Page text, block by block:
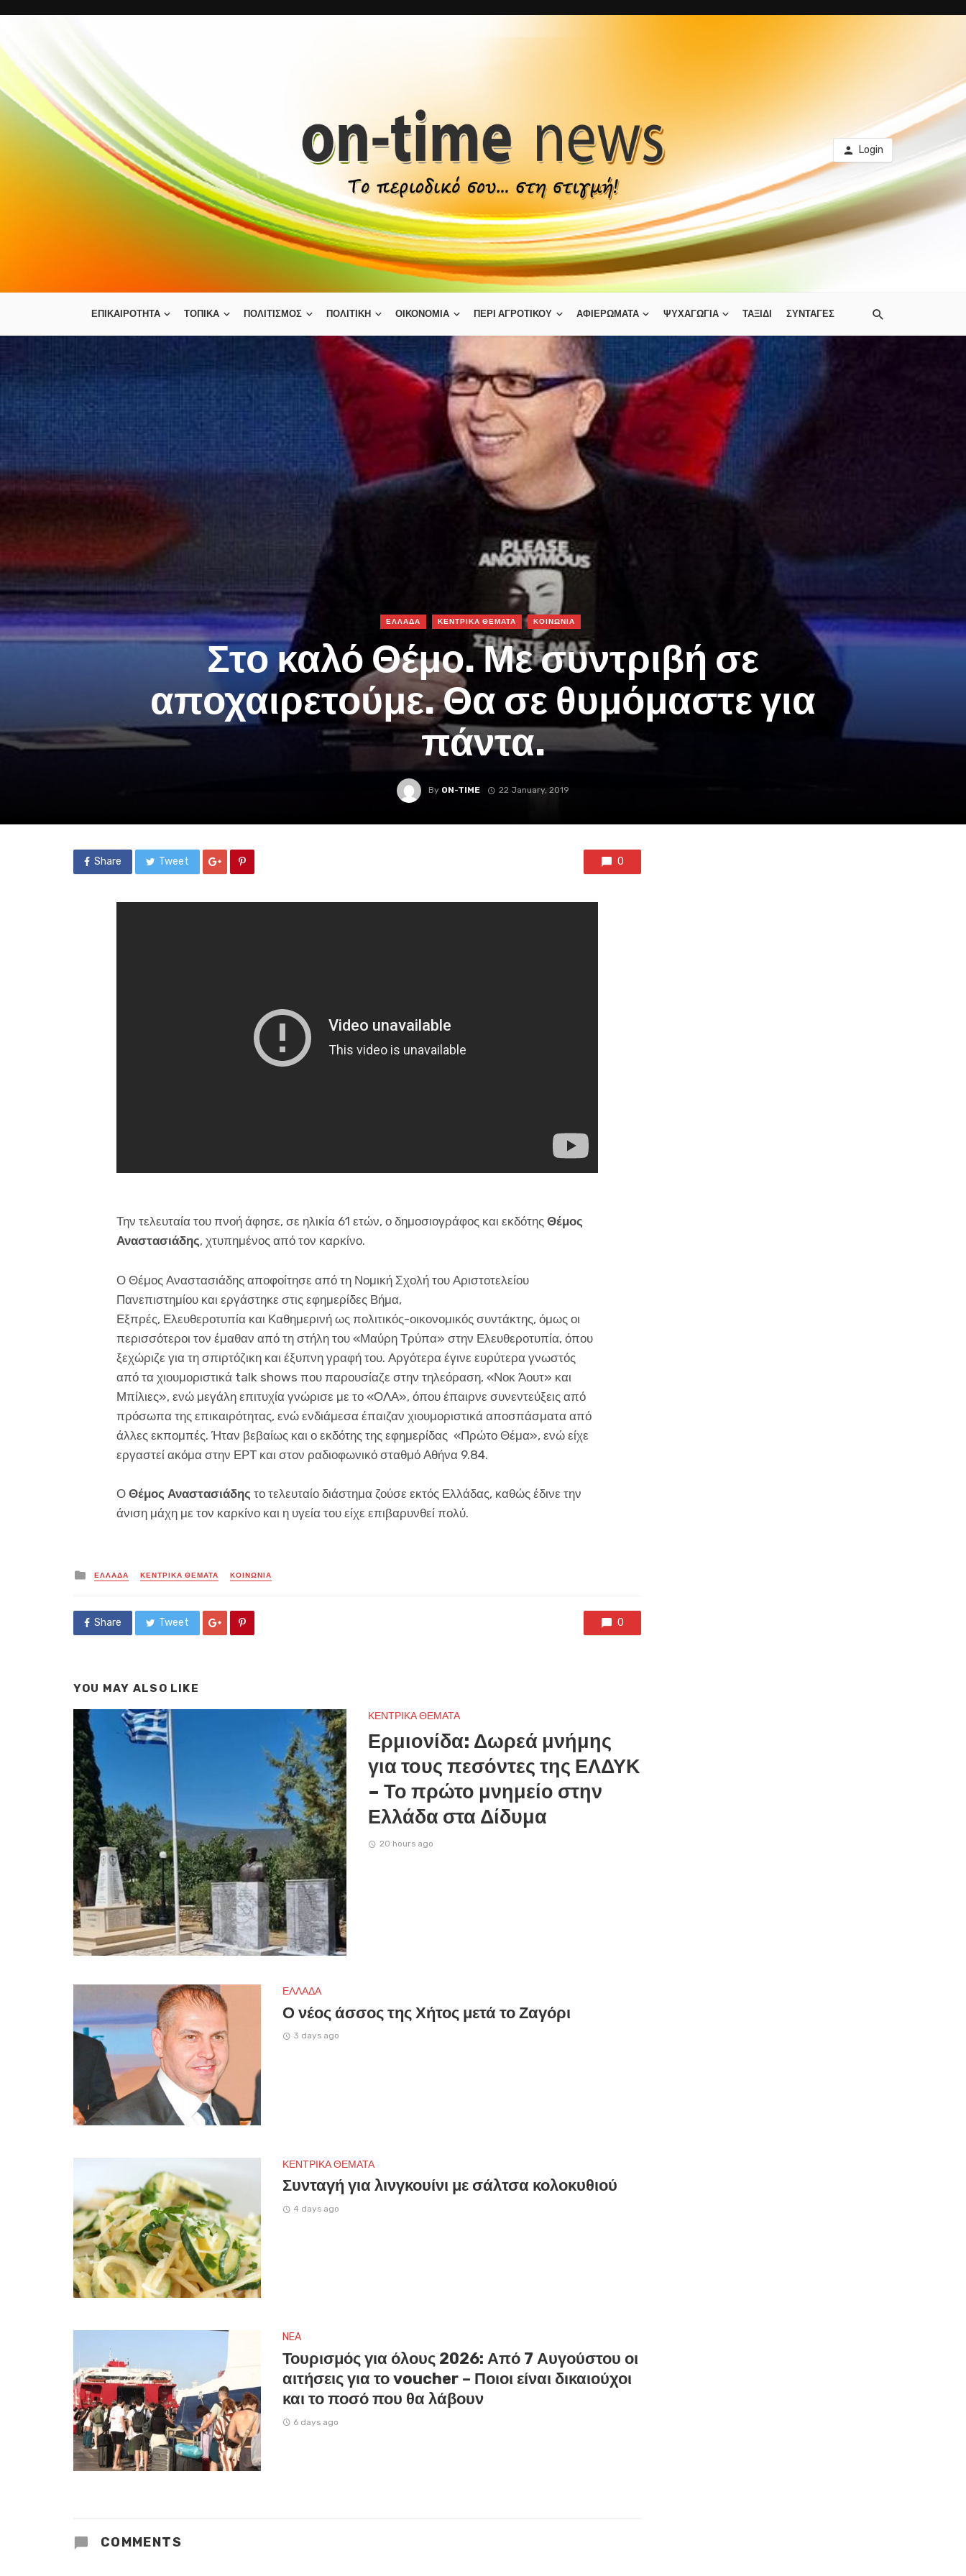
Login
ΕΠΙΚΑΙΡΟΤΗΤΑ ΤΟΠΙΚΑ ΠΟΛΙΤΙΣΜΟΣ ΠΟΛΙΤΙΚΗ ΟΙΚΟΝΟΜΙΑ ΠΕΡΙ ΑΓΡΟΤΙΚΟΥ ΑΦΙΕΡΩΜΑΤΑ ΨΥΧΑΓΩΓΙΑ ΤΑΞΙΔΙ ΣΥΝΤΑΓΕΣ
ΕΛΛΑΔΑ ΚΕΝΤΡΙΚΑ ΘΕΜΑΤΑ ΚΟΙΝΩΝΙΑ
Στο καλό Θέμο. Με συντριβή σε
αποχαιρετούμε. Θα σε θυμόμαστε για
πάντα.
By ON-TIME 22 January, 2019
Share Tweet 0
Την τελευταία του πνοή άφησε, σε ηλικία 61 ετών, ο δημοσιογράφος και εκδότης Θέμος
Αναστασιάδης, χτυπημένος από τον καρκίνο.
Ο Θέμος Αναστασιάδης αποφοίτησε από τη Νομική Σχολή του Αριστοτελείου
Πανεπιστημίου και εργάστηκε στις εφημερίδες Βήμα,
Εξπρές, Ελευθεροτυπία και Καθημερινή ως πολιτικός-οικονομικός συντάκτης, όμως οι
περισσότεροι τον έμαθαν από τη στήλη του «Μαύρη Τρύπα» στην Ελευθεροτυπία, όπου
ξεχώριζε για τη σπιρτόζικη και έξυπνη γραφή του. Αργότερα έγινε ευρύτερα γνωστός
από τα χιουμοριστικά talk shows που παρουσίαζε στην τηλεόραση, «Νοκ Άουτ» και
Μπίλιες», ενώ μεγάλη επιτυχία γνώρισε με το «ΟΛΑ», όπου έπαιρνε συνεντεύξεις από
πρόσωπα της επικαιρότητας, ενώ ενδιάμεσα έπαιζαν χιουμοριστικά αποσπάσματα από
άλλες εκπομπές. Ήταν βεβαίως και ο εκδότης της εφημερίδας «Πρώτο Θέμα», ενώ είχε
εργαστεί ακόμα στην ΕΡΤ και στον ραδιοφωνικό σταθμό Αθήνα 9.84.
Ο Θέμος Αναστασιάδης το τελευταίο διάστημα ζούσε εκτός Ελλάδας, καθώς έδινε την
άνιση μάχη με τον καρκίνο και η υγεία του είχε επιβαρυνθεί πολύ.
Posted
in
ΕΛΛΑΔΑ ΚΕΝΤΡΙΚΑ ΘΕΜΑΤΑ ΚΟΙΝΩΝΙΑ
Share Tweet 0
YOU MAY ALSO LIKE
ΚΕΝΤΡΙΚΑ ΘΕΜΑΤΑ
Ερμιονίδα: Δωρεά μνήμης
για τους πεσόντες της ΕΛΔΥΚ
– Το πρώτο μνημείο στην
Ελλάδα στα Δίδυμα
20 hours ago
ΕΛΛΑΔΑ
Ο νέος άσσος της Χήτος μετά το Ζαγόρι
3 days ago
ΚΕΝΤΡΙΚΑ ΘΕΜΑΤΑ
Συνταγή για λινγκουίνι με σάλτσα κολοκυθιού
4 days ago
NEA
Τουρισμός για όλους 2026: Από 7 Αυγούστου οι
αιτήσεις για το voucher – Ποιοι είναι δικαιούχοι
και το ποσό που θα λάβουν
6 days ago
COMMENTS